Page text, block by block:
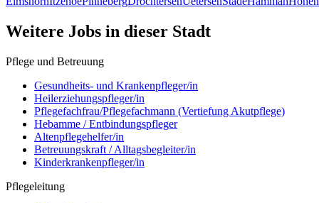
Weitere Jobs in dieser Stadt
Pflege und Betreuung
Gesundheits- und Krankenpfleger/in
Heilerziehungspfleger/in
Pflegefachfrau/Pflegefachmann (Vertiefung Akutpflege)
Hebamme / Entbindungspfleger
Altenpflegehelfer/in
Betreuungskraft / Alltagsbegleiter/in
Kinderkrankenpfleger/in
Pflegeleitung